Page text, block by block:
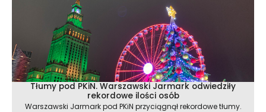
Tłumy pod PKiN. Warszawski Jarmark odwiedziły
rekordowe ilości osób
Warszawski Jarmark pod PKiN przyciągnął rekordowe tłumy.